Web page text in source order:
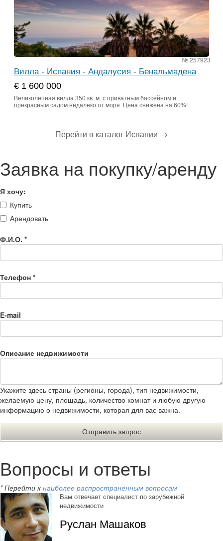
№ 257923
Вилла - Испания - Андалусия - Бенальмадена
€ 1 600 000
Великолепная вилла 350 кв. м. с приватным бассейном и
прекрасным садом недалеко от моря. Цена снижена на 60%!
Перейти в каталог Испании →
Заявка на покупку/аренду
Я хочу:
Купить
Арендовать
Ф.И.О. *
Телефон *
E-mail
Описание недвижимости
Укажите здесь страны (регионы, города), тип недвижимости,
желаемую цену, площадь, количество комнат и любую другую
информацию о недвижимости, которая для вас важна.
Вопросы и ответы
* Перейти к наиболее распространенным вопросам
Вам отвечает специалист по зарубежной
недвижимости
Руслан Машаков